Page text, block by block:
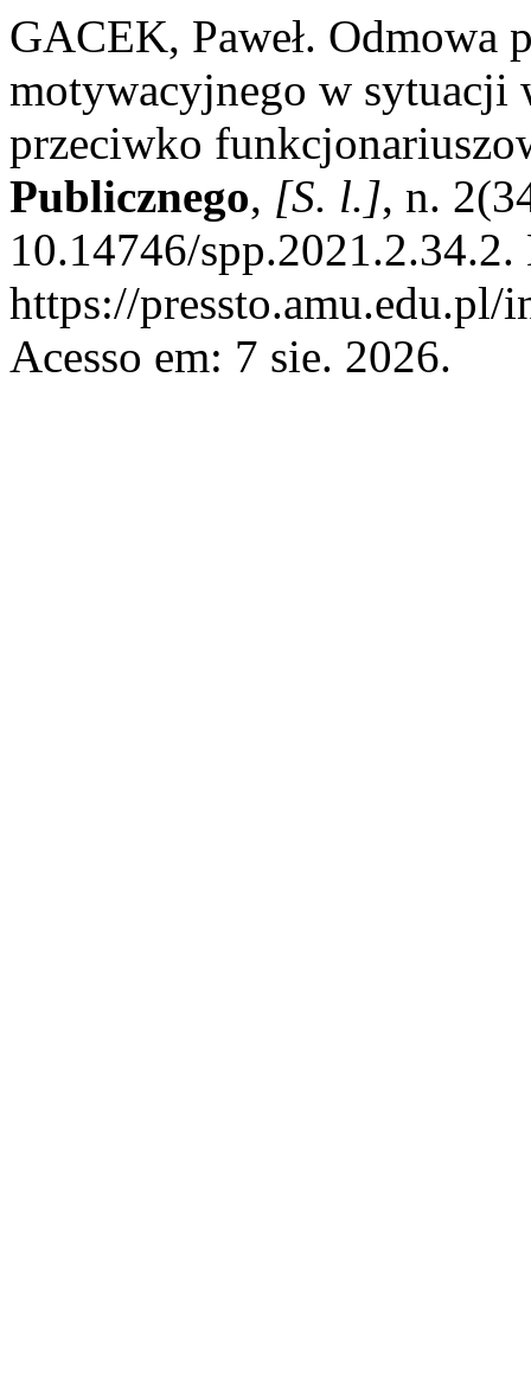
GACEK, Paweł. Odmowa
motywacyjnego w sytuacji
przeciwko
Publicznego, [S. l.], n.
10.14746/
https://
Acesso em: 7 sie. 2026.